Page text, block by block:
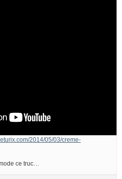
2014/05/03/creme-
ce truc…